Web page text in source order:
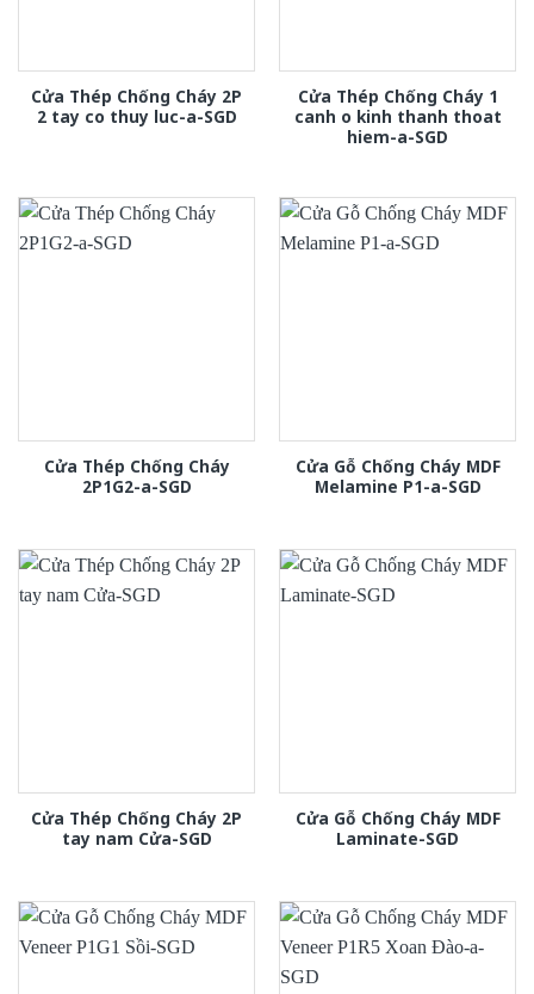
Cửa Thép Chống Cháy 2P
2 tay co thuy luc-a-SGD
Cửa Thép Chống Cháy 1
canh o kinh thanh thoat
hiem-a-SGD
Cửa Thép Chống Cháy
2P1G2-a-SGD
Cửa Gỗ Chống Cháy MDF
Melamine P1-a-SGD
Cửa Thép Chống Cháy 2P
tay nam Cửa-SGD
Cửa Gỗ Chống Cháy MDF
Laminate-SGD